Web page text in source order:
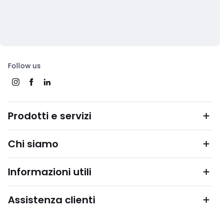
Follow us
Prodotti e servizi
Chi siamo
Informazioni utili
Assistenza clienti